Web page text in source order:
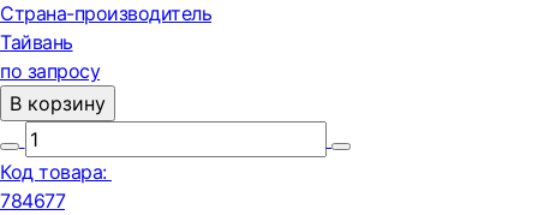
Страна-производитель
Тайвань
по запросу
В корзину
Код товара:
784677